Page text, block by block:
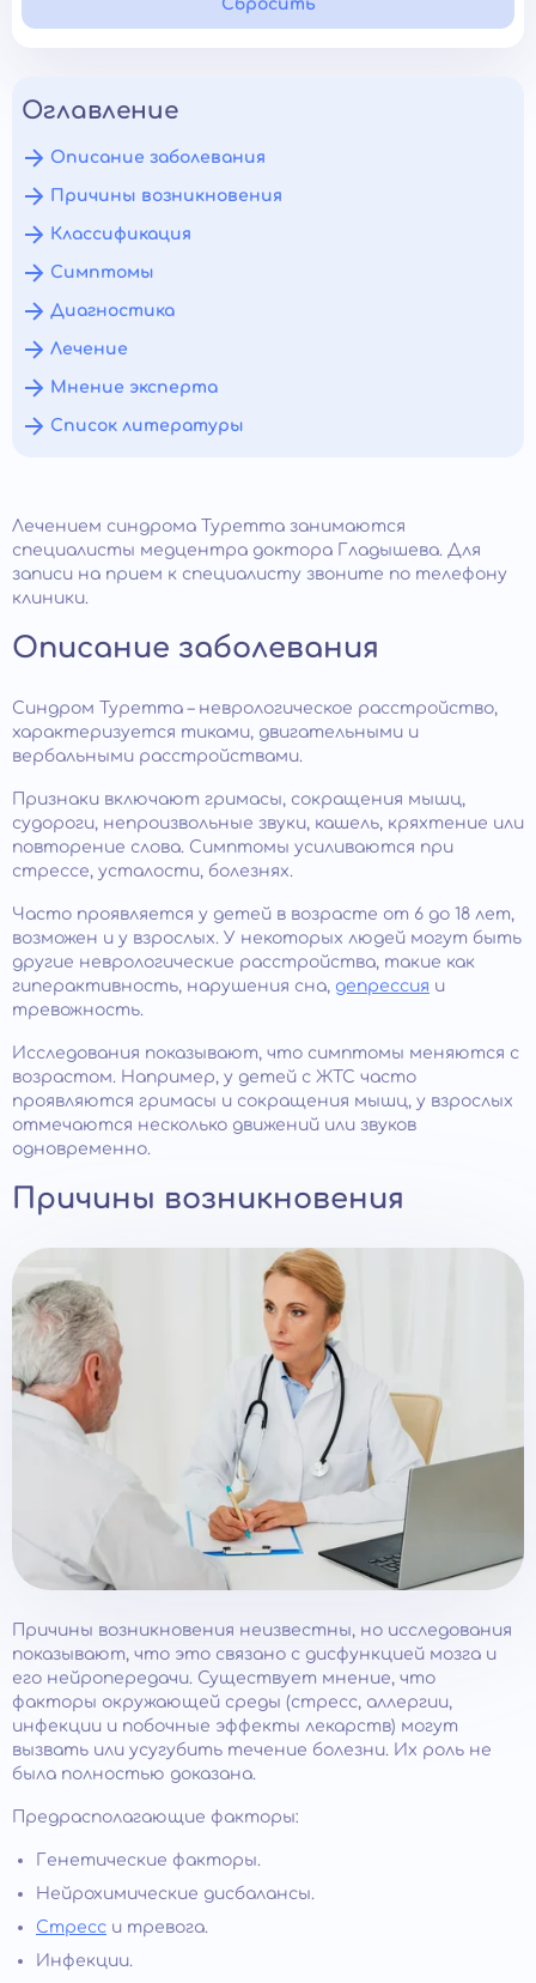
Сбросить
Оглавление
Описание заболевания
Причины возникновения
Классификация
Симптомы
Диагностика
Лечение
Мнение эксперта
Список литературы
Лечением синдрома Туретта занимаются
специалисты медцентра доктора Гладышева. Для
записи на прием к специалисту звоните по телефону
клиники.
Описание заболевания
Синдром Туретта – неврологическое расстройство,
характеризуется тиками, двигательными и
вербальными расстройствами.
Признаки включают гримасы, сокращения мышц,
судороги, непроизвольные звуки, кашель, кряхтение или
повторение слова. Симптомы усиливаются при
стрессе, усталости, болезнях.
Часто проявляется у детей в возрасте от 6 до 18 лет,
возможен и у взрослых. У некоторых людей могут быть
другие неврологические расстройства, такие как
гиперактивность, нарушения сна, депрессия и
тревожность.
Исследования показывают, что симптомы меняются с
возрастом. Например, у детей с ЖТС часто
проявляются гримасы и сокращения мышц, у взрослых
отмечаются несколько движений или звуков
одновременно.
Причины возникновения
Причины возникновения неизвестны, но исследования
показывают, что это связано с дисфункцией мозга и
его нейропередачи. Существует мнение, что
факторы окружающей среды (стресс, аллергии,
инфекции и побочные эффекты лекарств) могут
вызвать или усугубить течение болезни. Их роль не
была полностью доказана.
Предрасполагающие факторы:
Генетические факторы.
Нейрохимические дисбалансы.
Стресс и тревога.
Инфекции.